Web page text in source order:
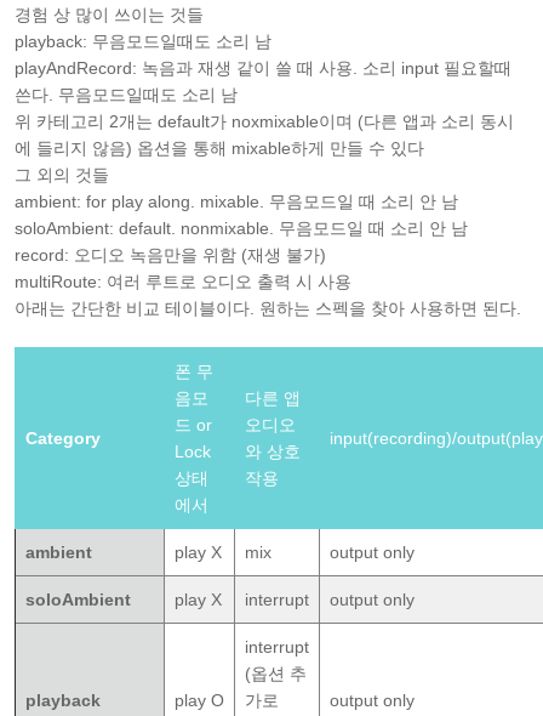
경험 상 많이 쓰이는 것들
playback: 무음모드일때도 소리 남
playAndRecord: 녹음과 재생 같이 쓸 때 사용. 소리 input 필요할때
쓴다. 무음모드일때도 소리 남
위 카테고리 2개는 default가 noxmixable이며 (다른 앱과 소리 동시
에 들리지 않음) 옵션을 통해 mixable하게 만들 수 있다
그 외의 것들
ambient: for play along. mixable. 무음모드일 때 소리 안 남
soloAmbient: default. nonmixable. 무음모드일 때 소리 안 남
record: 오디오 녹음만을 위함 (재생 불가)
multiRoute: 여러 루트로 오디오 출력 시 사용
아래는 간단한 비교 테이블이다. 원하는 스펙을 찾아 사용하면 된다.
Category
폰 무
음모
드 or
Lock
상태
에서
다른 앱
오디오
와 상호
작용
input(recording)/
ambient play X mix output only
soloAmbient play X interrupt output only
playback play O
interrupt
(옵션 추
가로
output only